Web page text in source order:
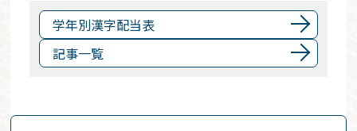
学年別漢字配当表
記事一覧